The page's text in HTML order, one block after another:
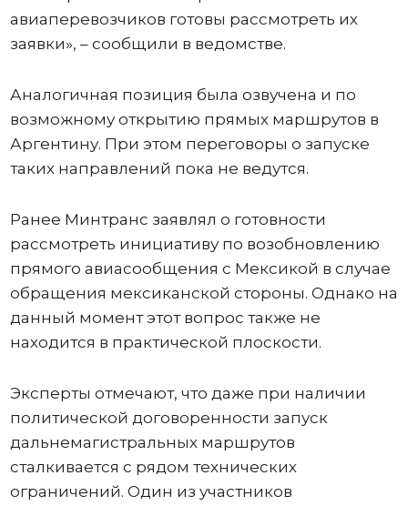
авиаперевозчиков готовы рассмотреть их
заявки», – сообщили в ведомстве.
Аналогичная позиция была озвучена и по
возможному открытию прямых маршрутов в
Аргентину. При этом переговоры о запуске
таких направлений пока не ведутся.
Ранее Минтранс заявлял о готовности
рассмотреть инициативу по возобновлению
прямого авиасообщения с Мексикой в случае
обращения мексиканской стороны. Однако на
данный момент этот вопрос также не
находится в практической плоскости.
Эксперты отмечают, что даже при наличии
политической договоренности запуск
дальнемагистральных маршрутов
сталкивается с рядом технических
ограничений. Один из участников